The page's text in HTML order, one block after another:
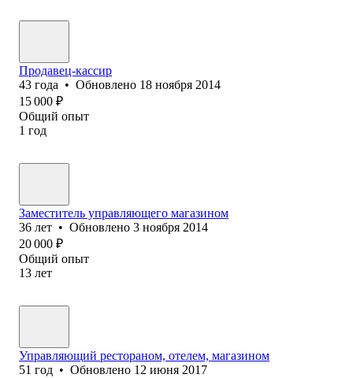
Продавец-кассир
43 года • Обновлено 18 ноября 2014
15 000 ₽
Общий опыт
1 год
Заместитель управляющего магазином
36 лет • Обновлено 3 ноября 2014
20 000 ₽
Общий опыт
13 лет
Управляющий рестораном, отелем, магазином
51 год • Обновлено 12 июня 2017